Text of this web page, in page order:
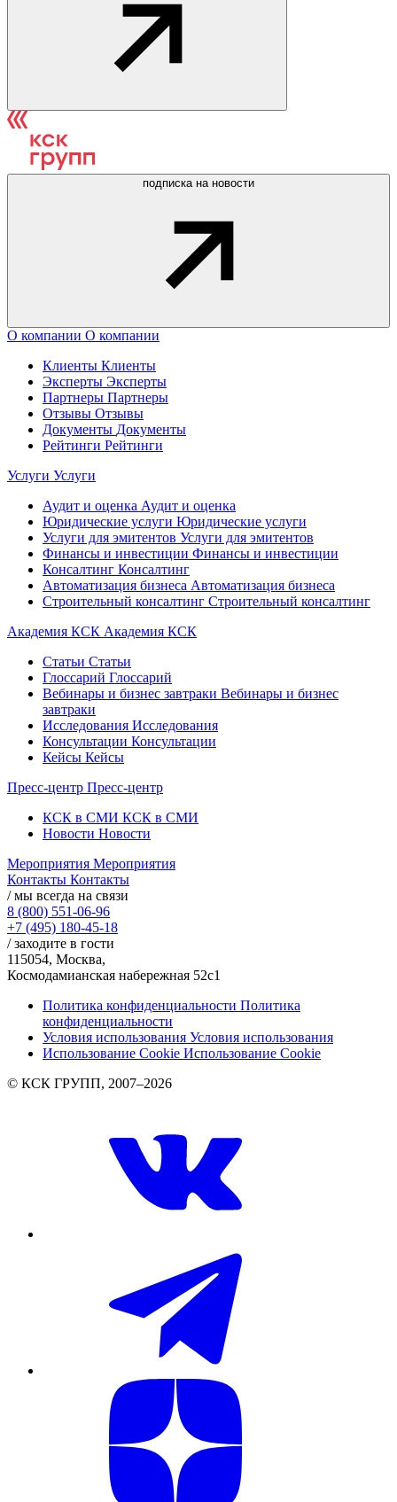
подписка на новости
О компании О компании
Клиенты Клиенты
Эксперты Эксперты
Партнеры Партнеры
Отзывы Отзывы
Документы Документы
Рейтинги Рейтинги
Услуги Услуги
Аудит и оценка Аудит и оценка
Юридические услуги Юридические услуги
Услуги для эмитентов Услуги для эмитентов
Финансы и инвестиции Финансы и инвестиции
Консалтинг Консалтинг
Автоматизация бизнеса Автоматизация бизнеса
Строительный консалтинг Строительный консалтинг
Академия КСК Академия КСК
Статьи Статьи
Глоссарий Глоссарий
Вебинары и бизнес завтраки Вебинары и бизнес
завтраки
Исследования Исследования
Консультации Консультации
Кейсы Кейсы
Пресс-центр Пресс-центр
КСК в СМИ КСК в СМИ
Новости Новости
Мероприятия Мероприятия
Контакты Контакты
/ мы всегда на связи
8 (800) 551-06-96
+7 (495) 180-45-18
/ заходите в гости
115054, Москва,
Космодамианская набережная 52с1
Политика конфиденциальности Политика
конфиденциальности
Условия использования Условия использования
Использование Cookie Использование Cookie
© КСК ГРУПП, 2007–2026